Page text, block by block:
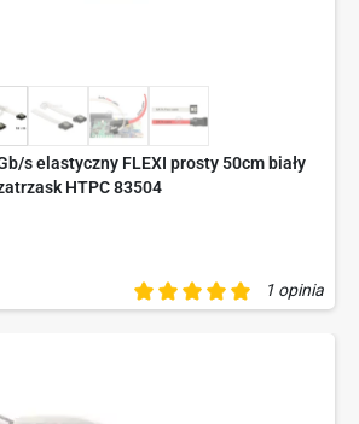
1 opinia
s elastyczny FLEXI prosty 50cm biały
HTPC 83504